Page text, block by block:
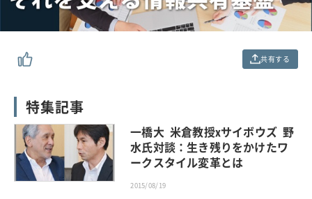
共有する
特集記事
一橋大 米倉教授xサイボウズ 野
水氏対談：生き残りをかけたワ
ークスタイル変革とは
2015/08/19